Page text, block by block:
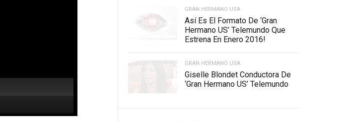
GRAN HERMANO USA
Así Es El Formato De ‘Gran
Hermano US’ Telemundo Que
Estrena En Enero 2016!
GRAN HERMANO USA
Giselle Blondet Conductora De
‘Gran Hermano US’ Telemundo